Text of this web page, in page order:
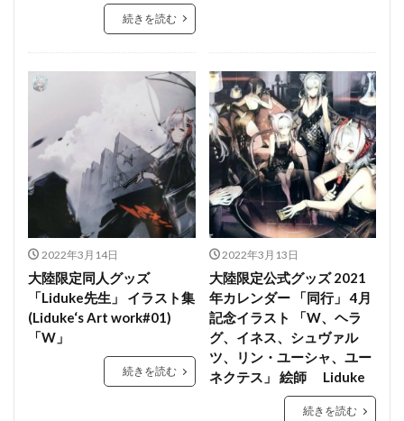
続きを読む
2022年3月14日
大陸限定同人グッズ
「Liduke先生」 イラスト集
(Liduke‘s Art work#01)
「W」
続きを読む
2022年3月13日
大陸限定公式グッズ 2021
年カレンダー 「同行」 4月
記念イラスト 「W、ヘラ
グ、イネス、シュヴァル
ツ、リン・ユーシャ、ユー
ネクテス」 絵師 Liduke
続きを読む